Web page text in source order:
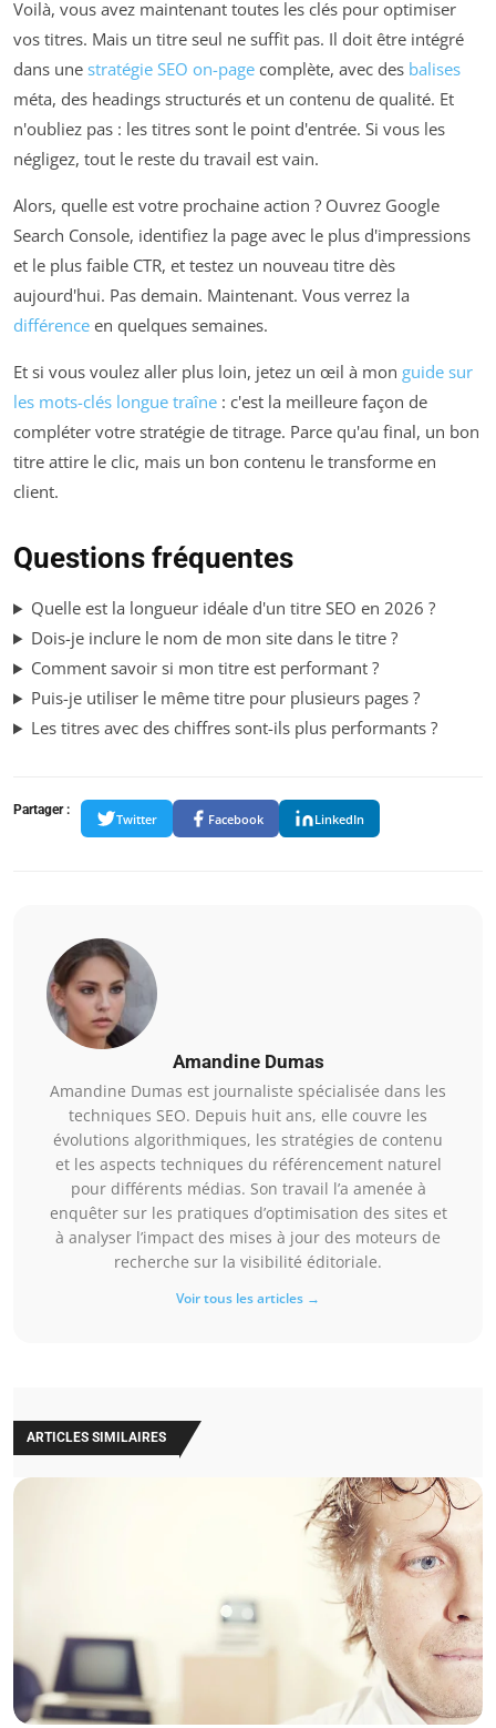
Voilà, vous avez maintenant toutes les clés pour optimiser
vos titres. Mais un titre seul ne suffit pas. Il doit être intégré
dans une stratégie SEO on-page complète, avec des balises
méta, des headings structurés et un contenu de qualité. Et
n'oubliez pas : les titres sont le point d'entrée. Si vous les
négligez, tout le reste du travail est vain.
Alors, quelle est votre prochaine action ? Ouvrez Google
Search Console, identifiez la page avec le plus d'impressions
et le plus faible CTR, et testez un nouveau titre dès
aujourd'hui. Pas demain. Maintenant. Vous verrez la
différence en quelques semaines.
Et si vous voulez aller plus loin, jetez un œil à mon guide sur
les mots-clés longue traîne : c'est la meilleure façon de
compléter votre stratégie de titrage. Parce qu'au final, un bon
titre attire le clic, mais un bon contenu le transforme en
client.
Questions fréquentes
Quelle est la longueur idéale d'un titre SEO en 2026 ?
Dois-je inclure le nom de mon site dans le titre ?
Comment savoir si mon titre est performant ?
Puis-je utiliser le même titre pour plusieurs pages ?
Les titres avec des chiffres sont-ils plus performants ?
Partager :
Twitter Facebook LinkedIn
Amandine Dumas
Amandine Dumas est journaliste spécialisée dans les
techniques SEO. Depuis huit ans, elle couvre les
évolutions algorithmiques, les stratégies de contenu
et les aspects techniques du référencement naturel
pour différents médias. Son travail l’a amenée à
enquêter sur les pratiques d’optimisation des sites et
à analyser l’impact des mises à jour des moteurs de
recherche sur la visibilité éditoriale.
Voir tous les articles →
ARTICLES SIMILAIRES